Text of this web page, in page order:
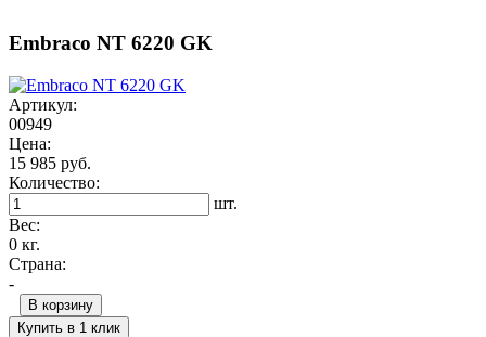
Embraco NT 6220 GK
Артикул:
00949
Цена:
15 985 руб.
Количество:
шт.
Вес:
0 кг.
Страна:
-
В корзину
Купить в 1 клик